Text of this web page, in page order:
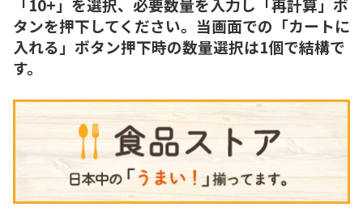
「10+」を選択、必要数量を入力し「再計算」ボ
タンを押下してください。当画面での「カートに
入れる」ボタン押下時の数量選択は1個で結構で
す。